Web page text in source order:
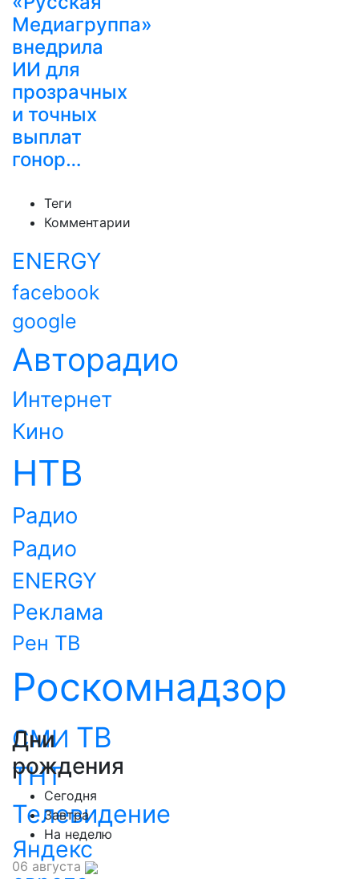
Медиагруппа»
внедрила
ИИ для
прозрачных
и точных
выплат
гонор…
Теги
Комментарии
ENERGY
facebook
google
Авторадио
Интернет
Кино
НТВ
Радио
Радио
ENERGY
Реклама
Рен ТВ
Роскомнадзор
СМИ ТВ
ТНТ
Телевидение
Яндекс
Дни
рождения
Сегодня
Завтра
На неделю
06 августа